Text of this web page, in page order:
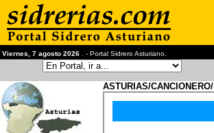
Viernes, 7 agosto 2026 . - Portal Sidrero Asturiano.
ASTURIAS/CANCIONERO/